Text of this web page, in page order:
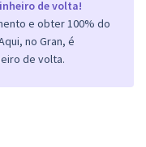
de volta!
e obter 100% do
no Gran, é
de volta.